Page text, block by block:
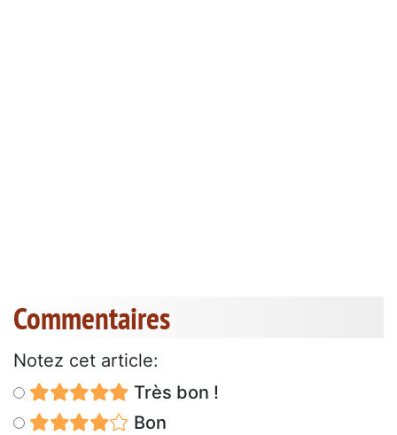
Commentaires
Notez cet article:
Très bon !
Bon